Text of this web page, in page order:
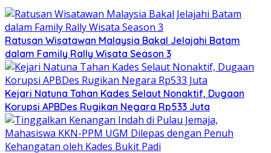
Ratusan Wisatawan Malaysia Bakal Jelajahi Batam
dalam Family Rally Wisata Season 3
Kejari Natuna Tahan Kades Selaut Nonaktif, Dugaan
Korupsi APBDes Rugikan Negara Rp533 Juta